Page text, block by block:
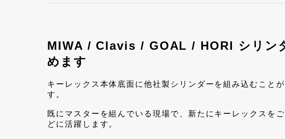
MIWA / Clavis / GOAL / HORI シリン
めます
キーレックス本体底面に他社製シリンダーを組み込むこと
す。
既にマスターを組んでいる現場で、新たにキーレックスを
どに活躍します。